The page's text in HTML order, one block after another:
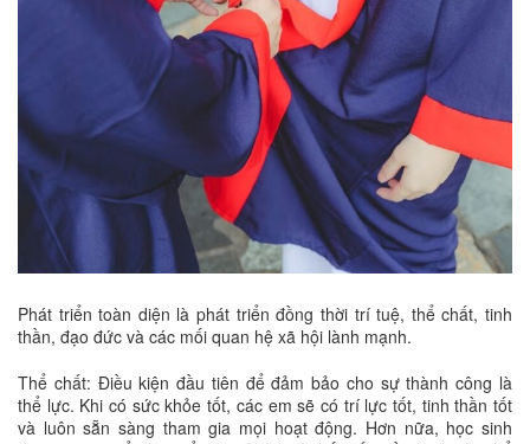
Phát triển toàn diện là phát triển đồng thời trí tuệ, thể chất, tinh
thần, đạo đức và các mối quan hệ xã hội lành mạnh.
Thể chất: Điều kiện đầu tiên để đảm bảo cho sự thành công là
thể lực. Khi có sức khỏe tốt, các em sẽ có trí lực tốt, tinh thần tốt
và luôn sẵn sàng tham gia mọi hoạt động. Hơn nữa, học sinh